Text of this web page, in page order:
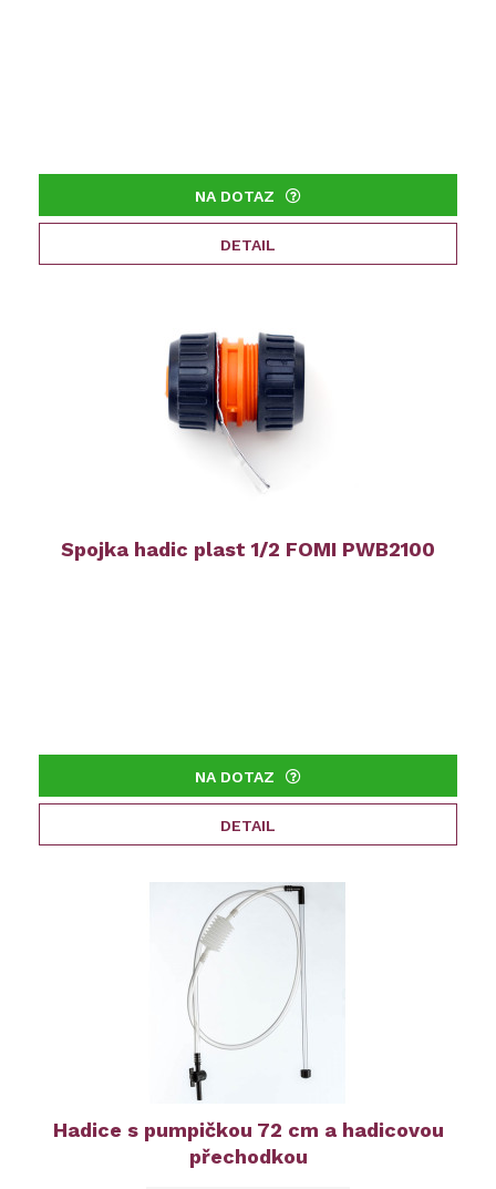
NA DOTAZ
DETAIL
Spojka hadic plast 1/2 FOMI PWB2100
NA DOTAZ
DETAIL
Hadice s pumpičkou 72 cm a hadicovou
přechodkou